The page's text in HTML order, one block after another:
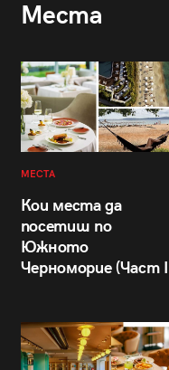
Места
МЕСТА
Кои места да
посетиш по
Южното
Черноморие (Част